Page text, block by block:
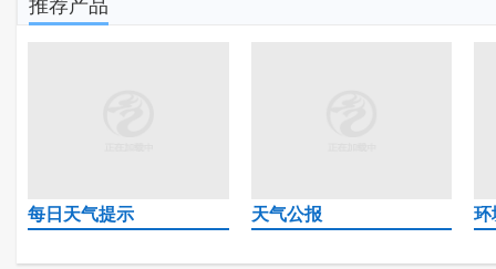
每日天气提示 天气公报